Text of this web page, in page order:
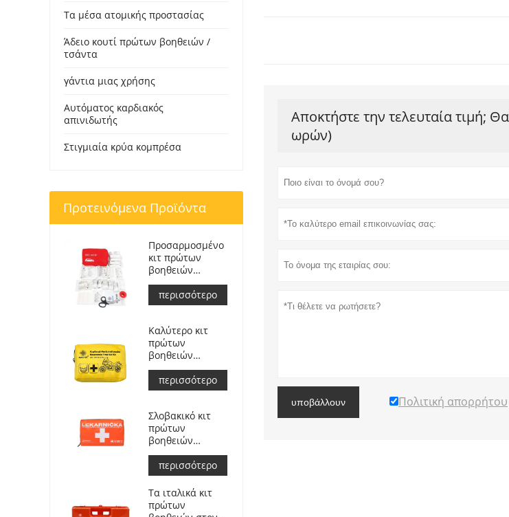
Αποκτήστε την τελευταία τιμή;
ωρών)
υποβάλλουν Πολιτική απορρήτου
Τα μέσα ατομικής προστασίας
Άδειο κουτί πρώτων βοηθειών /
τσάντα
γάντια μιας χρήσης
Αυτόματος καρδιακός
απινιδωτής
Στιγμιαία κρύα κομπρέσα
Προτεινόμενα Προϊόντα
Προσαρμοσμένο
κιτ πρώτων
βοηθειών
Ιατρική τσάντα
ανταπόκρισης
για αυτοκίνητο
περισσότερο
Καλύτερο κιτ
πρώτων
βοηθειών
περιπέτειας για
αναβάτες
μοτοσικλετών
περισσότερο
Σλοβακικό κιτ
πρώτων
βοηθειών
αυτοκινήτου
Συναντώ
Μιζούρι ΣΑ
č.143/2009
περισσότερο
Τα ιταλικά κιτ
πρώτων